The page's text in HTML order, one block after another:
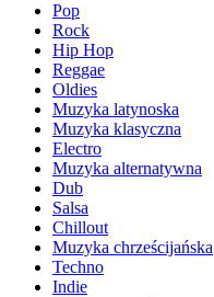
Pop
Rock
Hip Hop
Reggae
Oldies
Muzyka latynoska
Muzyka klasyczna
Electro
Muzyka alternatywna
Dub
Salsa
Chillout
Muzyka chrześcijańska
Techno
Indie